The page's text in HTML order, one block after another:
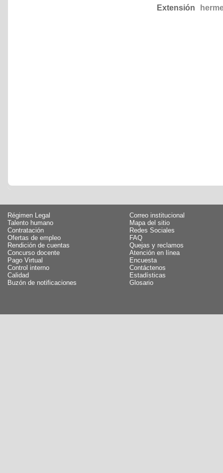
Extensión
Régimen Legal
Talento humano
Contratación
Ofertas de empleo
Rendición de cuentas
Concurso docente
Pago Virtual
Control interno
Calidad
Buzón de notificaciones
Correo institucional
Mapa del sitio
Redes Sociales
FAQ
Quejas y reclamos
Atención en línea
Encuesta
Contáctenos
Estadísticas
Glosario